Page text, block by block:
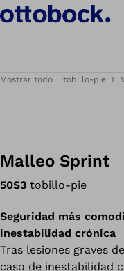
Mostrar todo tobillo-pie
Malleo Sprint
50S3 tobillo-pie
Seguridad más
inestabilidad crónica
Tras lesiones graves
caso de inestabilidad